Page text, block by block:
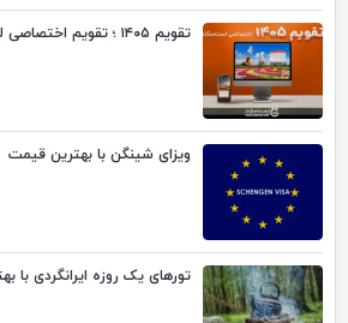
تقویم ۱۴۰۵ ؛ تقویم اختصاصی لست‌سکند با کیفیت بالا
ویزای شینگن با بهترین قیمت
تورهای یک روزه ایرانگردی با